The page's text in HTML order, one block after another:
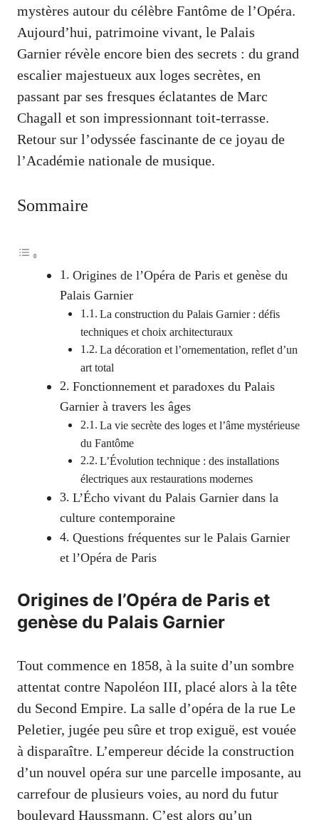
mystères autour du célèbre Fantôme de l’Opéra.
Aujourd’hui, patrimoine vivant, le Palais
Garnier révèle encore bien des secrets : du grand
escalier majestueux aux loges secrètes, en
passant par ses fresques éclatantes de Marc
Chagall et son impressionnant toit-terrasse.
Retour sur l’odyssée fascinante de ce joyau de
l’Académie nationale de musique.
Sommaire
Origines de l’Opéra de Paris et genèse du
Palais Garnier
La construction du Palais Garnier : défis
techniques et choix architecturaux
La décoration et l’ornementation, reflet d’un
art total
Fonctionnement et paradoxes du Palais
Garnier à travers les âges
La vie secrète des loges et l’âme mystérieuse
du Fantôme
L’Évolution technique : des installations
électriques aux restaurations modernes
L’Écho vivant du Palais Garnier dans la
culture contemporaine
Questions fréquentes sur le Palais Garnier
et l’Opéra de Paris
Origines de l’Opéra de Paris et
genèse du Palais Garnier
Tout commence en 1858, à la suite d’un sombre
attentat contre Napoléon III, placé alors à la tête
du Second Empire. La salle d’opéra de la rue Le
Peletier, jugée peu sûre et trop exiguë, est vouée
à disparaître. L’empereur décide la construction
d’un nouvel opéra sur une parcelle imposante, au
carrefour de plusieurs voies, au nord du futur
boulevard Haussmann. C’est alors qu’un